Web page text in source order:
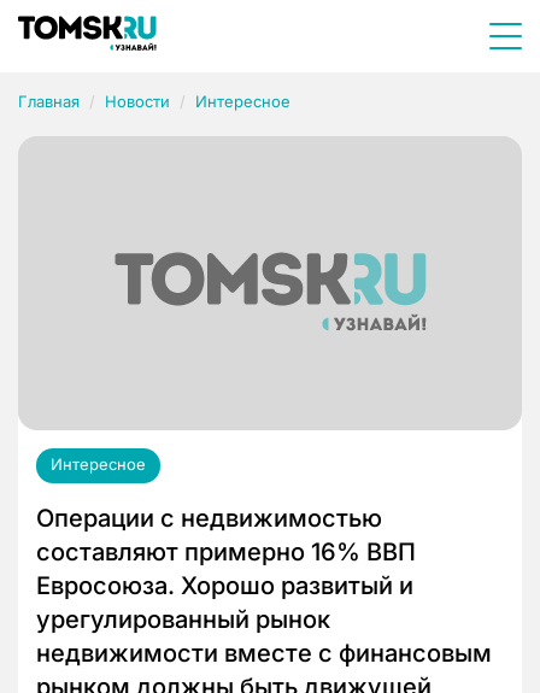
Главная Новости Интересное
Интересное
Операции с недвижимостью
составляют примерно 16% ВВП
Евросоюза. Хорошо развитый и
урегулированный рынок
недвижимости вместе с финансовым